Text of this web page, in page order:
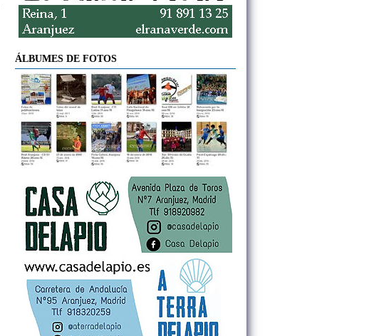
ÁLBUMES DE FOTOS